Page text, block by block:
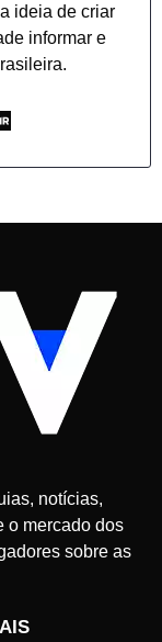
ideia de criar
informar e
notícias,
o mercado dos
sobre as